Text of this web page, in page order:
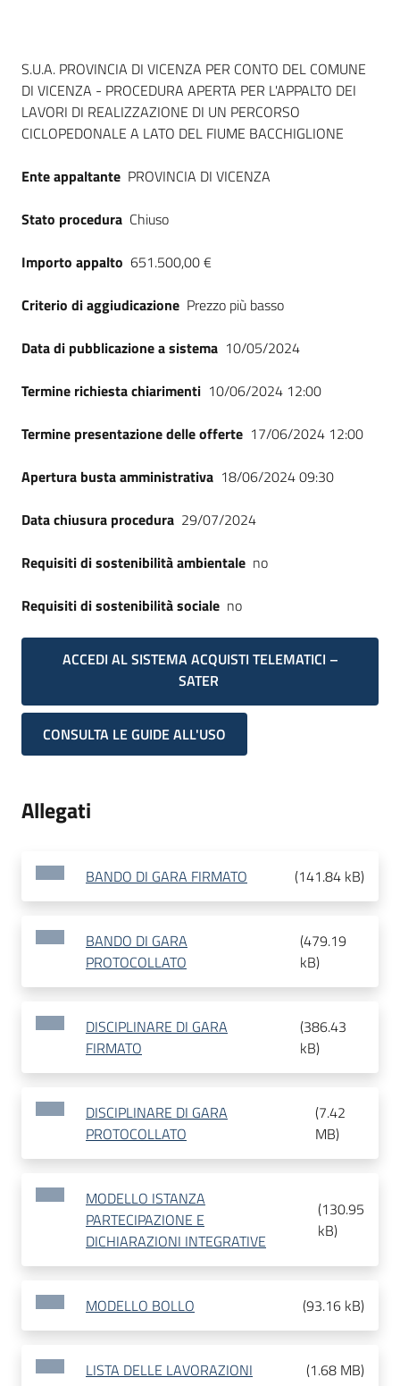
site
su
Dati del bando
S.U.A. PROVINCIA DI VICENZA PER CONTO DEL COMUNE
DI VICENZA - PROCEDURA APERTA PER L'APPALTO DEI
LAVORI DI REALIZZAZIONE DI UN PERCORSO
CICLOPEDONALE A LATO DEL FIUME BACCHIGLIONE
Ente appaltante PROVINCIA DI VICENZA
Stato procedura Chiuso
Importo appalto 651.500,00 €
Criterio di aggiudicazione Prezzo più basso
Data di pubblicazione a sistema 10/05/2024
Termine richiesta chiarimenti 10/06/2024 12:00
Termine presentazione delle offerte 17/06/2024 12:00
Apertura busta amministrativa 18/06/2024 09:30
Data chiusura procedura 29/07/2024
Requisiti di sostenibilità ambientale no
Requisiti di sostenibilità sociale no
ACCEDI AL SISTEMA ACQUISTI TELEMATICI –
SATER
CONSULTA LE GUIDE ALL'USO
Allegati
BANDO DI GARA FIRMATO (141.84 kB)
BANDO DI GARA
PROTOCOLLATO
(479.19
kB)
DISCIPLINARE DI GARA
FIRMATO
(386.43
kB)
DISCIPLINARE DI GARA
PROTOCOLLATO
(7.42
MB)
MODELLO ISTANZA
PARTECIPAZIONE E
DICHIARAZIONI INTEGRATIVE
(130.95
kB)
MODELLO BOLLO (93.16 kB)
LISTA DELLE LAVORAZIONI (1.68 MB)